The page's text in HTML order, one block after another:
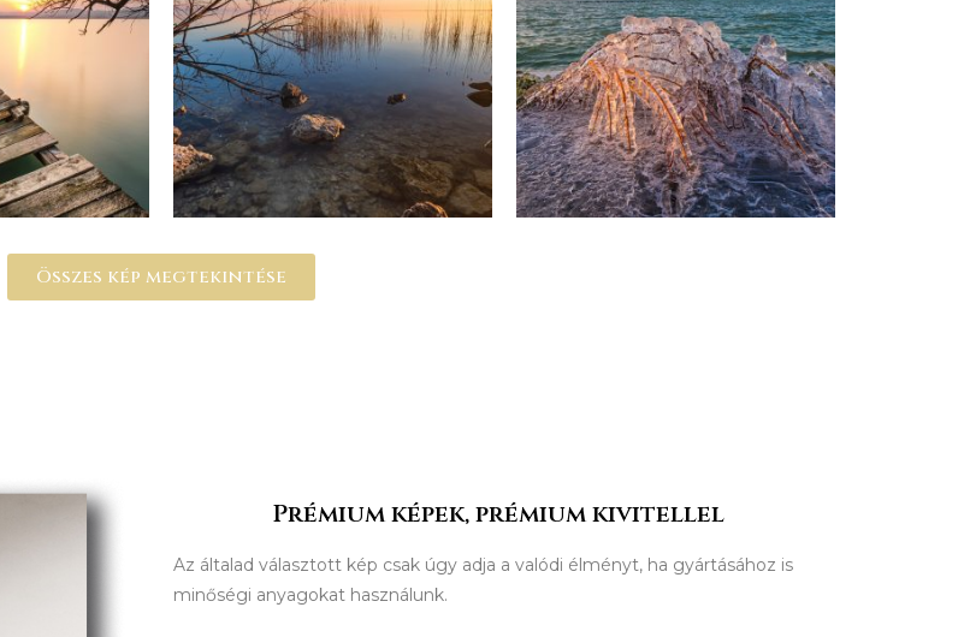
Összes kép megtekintése
Prémium képek, prémium kivitellel
Az általad választott kép csak úgy adja a valódi élményt, ha gyártásához is
minőségi anyagokat használunk.